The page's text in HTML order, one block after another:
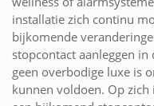
installatie zich continu
bijkomende
stopcontact aanleggen
geen overbodige luxe is
kunnen voldoen. Op